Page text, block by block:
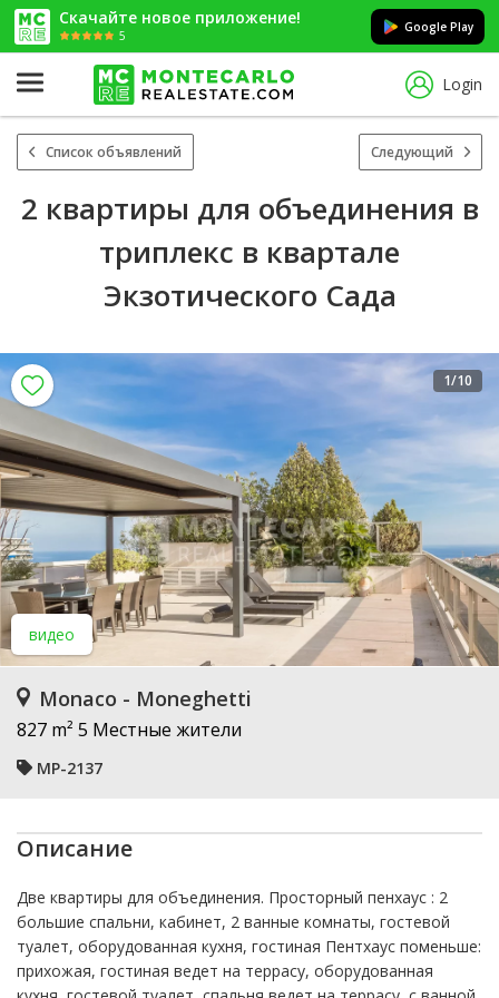
Скачайте новое приложение!
5
Google Play
Login
Список объявлений Следующий
2 квартиры для объединения в
триплекс в квартале
Экзотического Сада
видео
1/10
Monaco - Moneghetti
827 m² 5 Местные жители
MP-2137
Описание
Две квартиры для объединения. Просторный пенхаус : 2
большие спальни, кабинет, 2 ванные комнаты, гостевой
туалет, оборудованная кухня, гостиная Пентхаус поменьше:
прихожая, гостиная ведет на террасу, оборудованная